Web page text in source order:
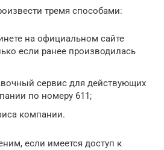
тремя способами:
на официальном сайте
если ранее производилась
сервис для действующих
по номеру 611;
компании.
если имеется доступ к